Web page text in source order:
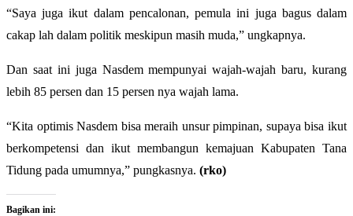
“Saya juga ikut dalam pencalonan, pemula ini juga bagus dalam
cakap lah dalam politik meskipun masih muda,” ungkapnya.
Dan saat ini juga Nasdem mempunyai wajah-wajah baru, kurang
lebih 85 persen dan 15 persen nya wajah lama.
“Kita optimis Nasdem bisa meraih unsur pimpinan, supaya bisa ikut
berkompetensi dan ikut membangun kemajuan Kabupaten Tana
Tidung pada umumnya,” pungkasnya. (rko)
Bagikan ini: